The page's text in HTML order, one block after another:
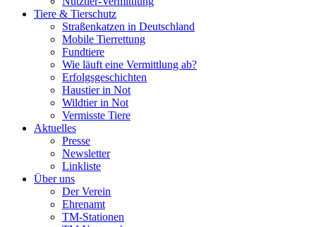
Tiere & Tierschutz
Straßenkatzen in Deutschland
Mobile Tierrettung
Fundtiere
Wie läuft eine Vermittlung ab?
Erfolgsgeschichten
Haustier in Not
Wildtier in Not
Vermisste Tiere
Aktuelles
Presse
Newsletter
Linkliste
Über uns
Der Verein
Ehrenamt
TM-Stationen